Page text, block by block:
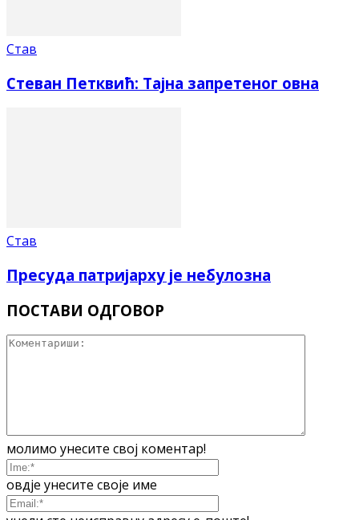
Став
Стеван Петквић: Тајна запретеног овна
Став
Пресуда патријарху је небулозна
ПОСТАВИ ОДГОВОР
молимо унесите свој коментар!
овдје унесите своје име